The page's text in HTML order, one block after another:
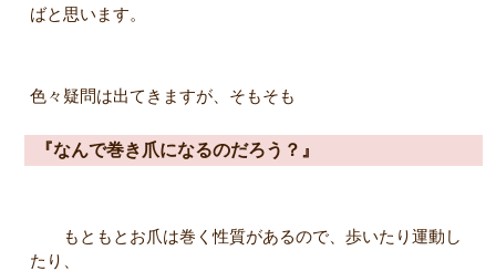
ばと思います。
色々疑問は出てきますが、そもそも
『なんで巻き爪になるのだろう？』
もともとお爪は巻く性質があるので、歩いたり運動し
たり、